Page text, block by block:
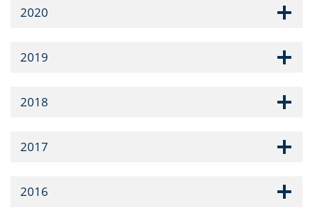
2020
2019
2018
2017
2016